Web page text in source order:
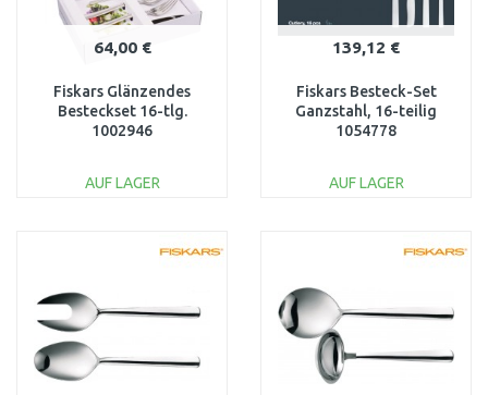
64,00 €
Fiskars Glänzendes
Besteckset 16-tlg.
1002946
AUF LAGER
139,12 €
Fiskars Besteck-Set
Ganzstahl, 16-teilig
1054778
AUF LAGER